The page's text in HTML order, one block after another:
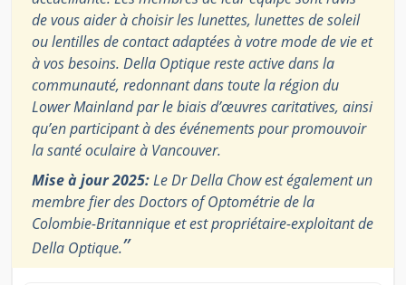
de vous aider à choisir les lunettes, lunettes de soleil
ou lentilles de contact adaptées à votre mode de vie et
à vos besoins. Della Optique reste active dans la
communauté, redonnant dans toute la région du
Lower Mainland par le biais d’œuvres caritatives, ainsi
qu’en participant à des événements pour promouvoir
la santé oculaire à Vancouver.
Mise à jour 2025:Le Dr Della Chow est également un
membre fier des Doctors of Optométrie de la
Colombie-Britannique et est propriétaire-exploitant de
Della Optique.”